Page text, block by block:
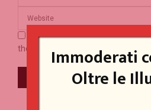
Save my name, email, and
the next time I comment.
Immoderati
Oltre le